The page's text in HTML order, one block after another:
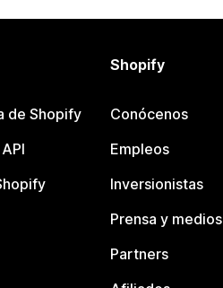
de Shopify
Shopify
Conócenos
Empleos
Inversionistas
Prensa y medios
Partners